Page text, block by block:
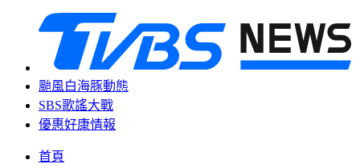
颱風白海豚動態
SBS歌謠大戰
優惠好康情報
首頁